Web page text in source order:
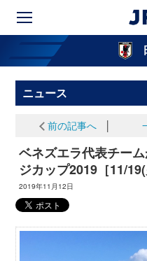
ニュース
前の記事へ
ベネズエラ代表チー
ジカップ2019［11/19(
2019年11月12日